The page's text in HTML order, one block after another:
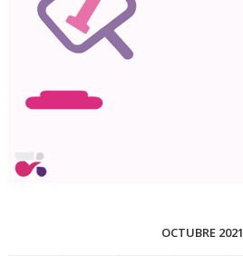
OCTUBRE 2021